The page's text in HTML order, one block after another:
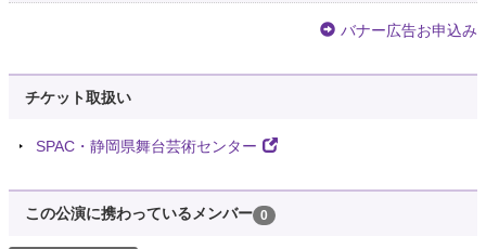
バナー広告お申込み
チケット取扱い
SPAC・静岡県舞台芸術センター
この公演に携わっているメンバー 0